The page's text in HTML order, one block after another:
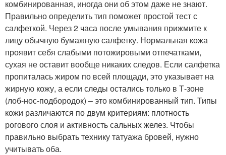
комбинированная, иногда они об этом даже не знают.
Правильно определить тип поможет простой тест с
салфеткой. Через 2 часа после умывания прижмите к
лицу обычную бумажную салфетку. Нормальная кожа
проявит себя слабыми потожировыми отпечатками,
сухая не оставит вообще никаких следов. Если салфетка
пропиталась жиром по всей площади, это указывает на
жирную кожу, а если следы остались только в Т-зоне
(лоб-нос-подбородок) – это комбинированный тип. Типы
кожи различаются по двум критериям: плотность
рогового слоя и активность сальных желез. Чтобы
правильно выбрать технику татуажа бровей, нужно
учитывать оба.